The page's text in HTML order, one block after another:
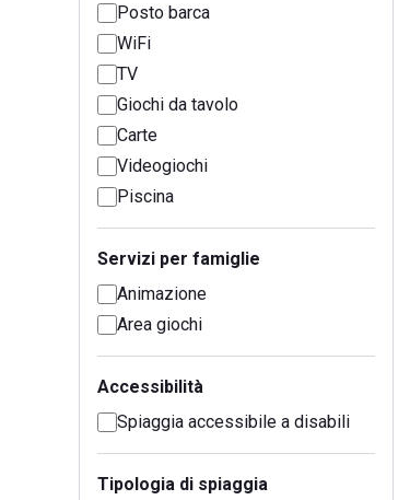
Posto barca
WiFi
TV
Giochi da tavolo
Carte
Videogiochi
Piscina
Servizi per famiglie
Animazione
Area giochi
Accessibilità
Spiaggia accessibile a disabili
Tipologia di spiaggia